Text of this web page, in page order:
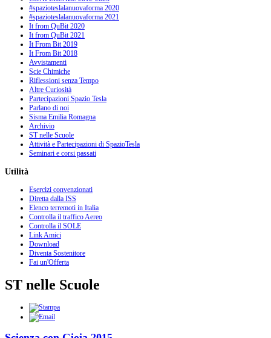
#spazioteslalanuovaforma 2020
#spazioteslalanuovaforma 2021
It from QuBit 2020
It from QuBit 2021
It From Bit 2019
It From Bit 2018
Avvistamenti
Scie Chimiche
Riflessioni senza Tempo
Altre Curiosità
Partecipazioni Spazio Tesla
Parlano di noi
Sisma Emilia Romagna
Archivio
ST nelle Scuole
Attività e Partecipazioni di SpazioTesla
Seminari e corsi passati
Utilità
Esercizi convenzionati
Diretta dalla ISS
Elenco terremoti in Italia
Controlla il traffico Aereo
Controlla il SOLE
Link Amici
Download
Diventa Sostenitore
Fai un'Offerta
ST nelle Scuole